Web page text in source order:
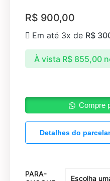
R$ 900,00
À vista R$855,00
Em até 3x de R$
Compre
Detalhes do
PARA-